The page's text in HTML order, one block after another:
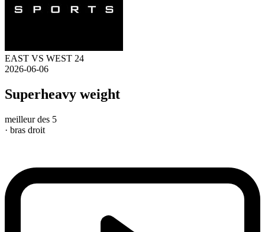
EAST VS WEST 24
2026-06-06
Superheavy weight
meilleur des 5
· bras droit